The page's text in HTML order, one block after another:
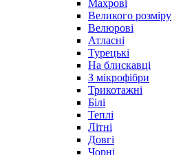
Махрові
Великого розміру
Велюрові
Атласні
Турецькі
На блискавці
З мікрофібри
Трикотажні
Білі
Теплі
Літні
Довгі
Чорні